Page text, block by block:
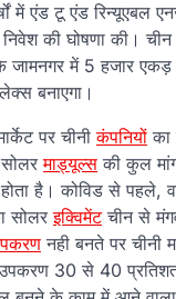
में एंड टू एंड रिन्यूएबल
की घोषणा की।
जामनगर में 5 हजार एकड़
बनाएगा।
पर चीनीकंपनियों का
माड्यूल्स की कुल
है। कोविड से पहले,
सोलरइक्विमेंटचीन से
नही बनते पर चीनी
उपकरण 30 से 40